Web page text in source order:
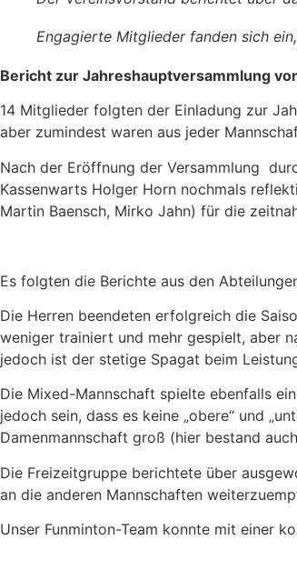
Engagierte Mitglieder fanden sich
Bericht zur Jahreshauptversammlung
14 Mitglieder folgten der Einladung zur
aber zumindest waren aus jeder
Nach der Eröffnung der Versammlung
Kassenwarts Holger Horn nochmals
Martin Baensch, Mirko Jahn) für die
Es folgten die Berichte aus den
Die Herren beendeten erfolgreich die
weniger trainiert und mehr gespielt, aber
jedoch ist der stetige Spagat beim
Die Mixed-Mannschaft spielte ebenfalls
jedoch sein, dass es keine „obere“ und
Damenmannschaft groß (hier bestand
Die Freizeitgruppe berichtete über
an die anderen Mannschaften
Unser Funminton-Team konnte mit einer